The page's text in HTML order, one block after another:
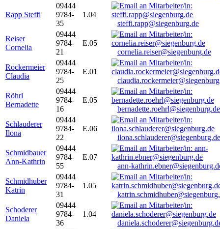
Rapp Steffi
09444
9784-
35
1.04
steffi.rapp@siegenburg.de
Reiser
Cornelia
09444
9784-
21
E.05
cornelia.reiser@siegenburg.de
Rockermeier
Claudia
09444
9784-
25
E.01
Röhrl
Bernadette
09444
9784-
16
E.05
bernadette.roehrl@siegenburg.de
Schlauderer
Ilona
09444
9784-
22
E.06
ilona.schlauderer@siegenburg.de
Schmidbauer
Ann-Kathrin
09444
9784-
55
E.07
ann-
Schmidhuber
Katrin
09444
9784-
31
1.05
Schoderer
Daniela
09444
9784-
36
1.04